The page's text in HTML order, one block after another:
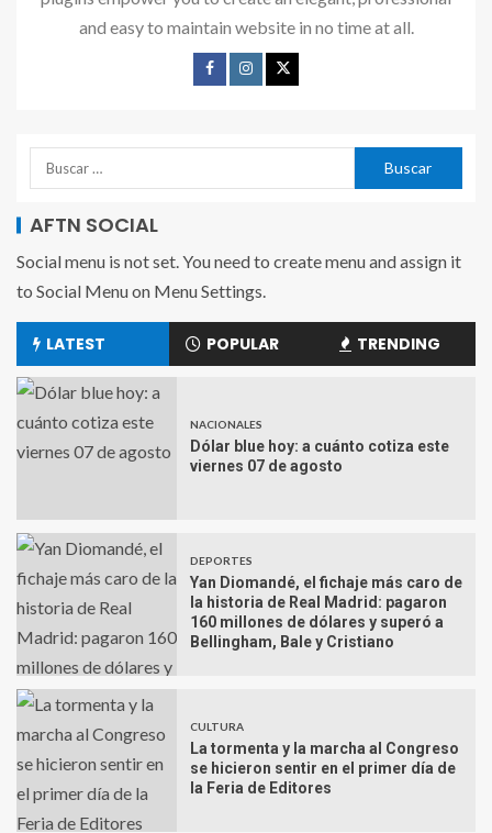
and easy to maintain website in no time at all.
AFTN SOCIAL
Social menu is not set. You need to create menu and assign it
to Social Menu on Menu Settings.
LATEST POPULAR TRENDING
NACIONALES
Dólar blue hoy: a cuánto cotiza este
viernes 07 de agosto
DEPORTES
Yan Diomandé, el fichaje más caro de
la historia de Real Madrid: pagaron
160 millones de dólares y superó a
Bellingham, Bale y Cristiano
CULTURA
La tormenta y la marcha al Congreso
se hicieron sentir en el primer día de
la Feria de Editores